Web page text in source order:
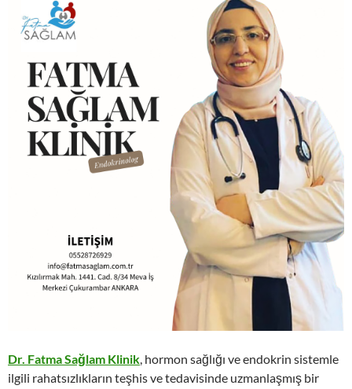
Dr. Fatma Sağlam Klinik, hormon sağlığı ve endokrin sistemle
ilgili rahatsızlıkların teşhis ve tedavisinde uzmanlaşmış bir